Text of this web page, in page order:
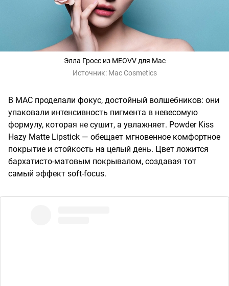
Элла Гросс из MEOVV для Mac
Источник: Mac Cosmetics
В MAC проделали фокус, достойный волшебников: они
упаковали интенсивность пигмента в невесомую
формулу, которая не сушит, а увлажняет. Powder Kiss
Hazy Matte Lipstick — обещает мгновенное комфортное
покрытие и стойкость на целый день. Цвет ложится
бархатисто-матовым покрывалом, создавая тот
самый эффект soft-focus.